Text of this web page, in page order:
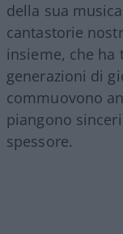
della sua
cantastorie
insieme, che ha
generazioni di
commuovono
piangono
spessore.